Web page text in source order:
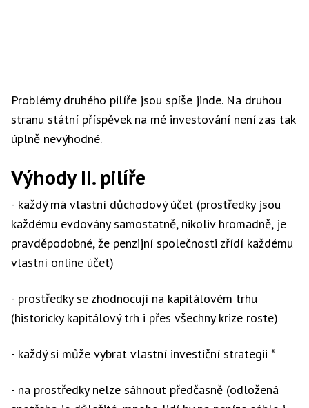
Problémy druhého pilíře jsou spíše jinde. Na druhou
stranu státní příspěvek na mé investování není zas tak
úplně nevýhodné.
Výhody II. pilíře
- každý má vlastní důchodový účet (prostředky jsou
každému evdovány samostatně, nikoliv hromadně, je
pravděpodobné, že penzijní společnosti zřídí každému
vlastní online účet)
- prostředky se zhodnocují na kapitálovém trhu
(historicky kapitálový trh i přes všechny krize roste)
- každý si může vybrat vlastní investiční strategii *
- na prostředky nelze sáhnout předčasně (odložená